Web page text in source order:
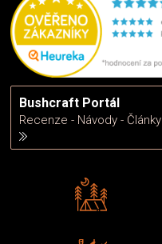
Bushcraft Portál
Recenze - Návody - Články